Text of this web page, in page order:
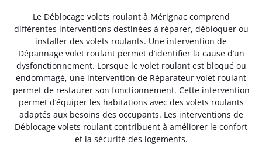
Le Déblocage volets roulant à Mérignac comprend
différentes interventions destinées à réparer, débloquer ou
installer des volets roulants. Une intervention de
Dépannage volet roulant permet d’identifier la cause d’un
dysfonctionnement. Lorsque le volet roulant est bloqué ou
endommagé, une intervention de Réparateur volet roulant
permet de restaurer son fonctionnement. Cette intervention
permet d’équiper les habitations avec des volets roulants
adaptés aux besoins des occupants. Les interventions de
Déblocage volets roulant contribuent à améliorer le confort
et la sécurité des logements.